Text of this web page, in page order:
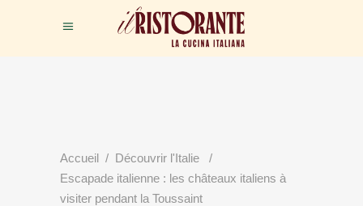
Accueil / Découvrir l'Italie
/
Escapade italienne : les châteaux italiens à
visiter pendant la Toussaint
VOTRE TABLE